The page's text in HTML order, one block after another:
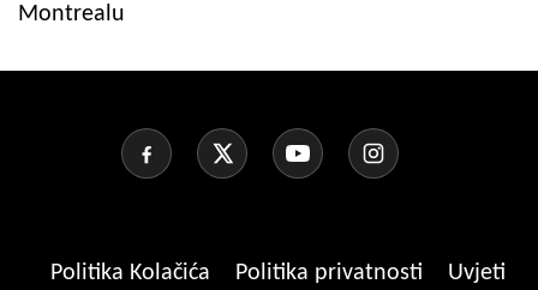
Montrealu
Politika Kolačića Politika privatnosti
Uvjeti